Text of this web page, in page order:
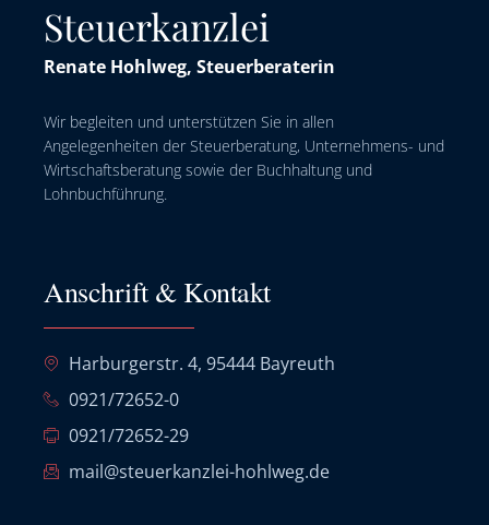
Steuerkanzlei
Renate Hohlweg, Steuerberaterin
Wir begleiten und unterstützen Sie in allen
Angelegenheiten der Steuerberatung, Unternehmens- und
Wirtschaftsberatung sowie der Buchhaltung und
Lohnbuchführung.
Anschrift & Kontakt
Harburgerstr. 4, 95444 Bayreuth
0921/72652-0
0921/72652-29
mail@steuerkanzlei-hohlweg.de